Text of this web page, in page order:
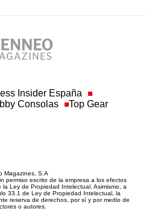
Insider España
Consolas Top Gear
Magazines, S.A
permiso escrito de la empresa a los efectos
Ley de Propiedad Intelectual. Asimismo, a
33.1 de Ley de Propiedad Intelectual, la
reserva de derechos, por sí y por medio de
o autores.